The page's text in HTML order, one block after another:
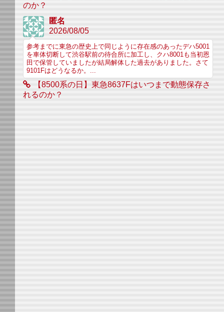
のか？
匿名
2026/08/05
参考までに東急の歴史上で同じように存在感のあったデハ5001
を車体切断して渋谷駅前の待合所に加工し、クハ8001も当初恩
田で保管していましたが結局解体した過去がありました。さて
9101Fはどうなるか。...
【8500系の日】東急8637Fはいつまで動態保存さ
れるのか？